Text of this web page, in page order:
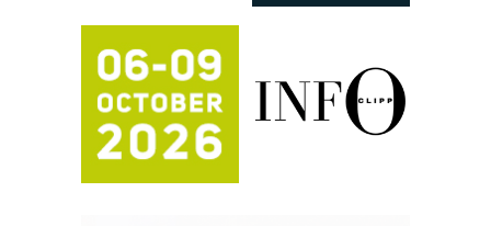
Trajna oznaka kao dugoročna korist
Bezbednost na prvom mestu!
IB BLUMENAUER - više od 40 godina
poverenja u industriji
COMBYPACK